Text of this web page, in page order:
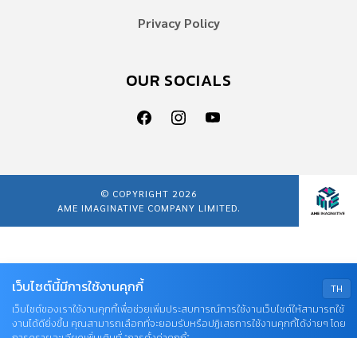
Privacy Policy
OUR SOCIALS
© COPYRIGHT 2026
AME IMAGINATIVE COMPANY LIMITED.
TH
เว็บไซต์นี้มีการใช้งานคุกกี้
เว็บไซต์ของเราใช้งานคุกกี้เพื่อช่วยเพิ่มประสบการณ์การใช้งานเว็บไซต์ให้สามารถใช้
งานได้ดียิ่งขึ้น คุณสามารถเลือกที่จะยอมรับหรือปฏิเสธการใช้งานคุกกี้ได้ง่ายๆ โดย